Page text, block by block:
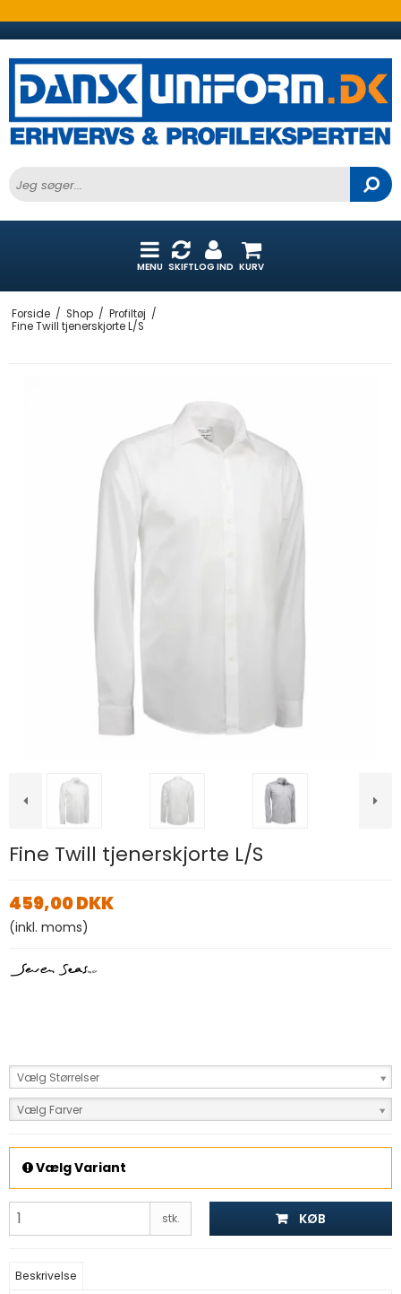
MENU SKIFTLOG IND KURV
Forside / Shop / Profiltøj /
Fine Twill tjenerskjorte L/S
Fine Twill tjenerskjorte L/S
459,00 DKK
(inkl. moms)
Vælg Størrelser
Vælg Farver
Vælg Variant
stk. KØB
Beskrivelse